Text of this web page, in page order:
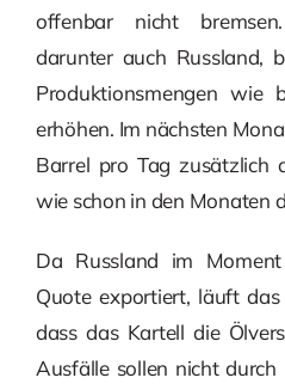
offenbar nicht
darunter auch Russland,
Produktionsmengen wie
erhöhen. Im nächsten
Barrel pro Tag zusätzlich
wie schon in den Monaten
Da Russland im
Quote exportiert, läuft
dass das Kartell die
Ausfälle sollen nicht